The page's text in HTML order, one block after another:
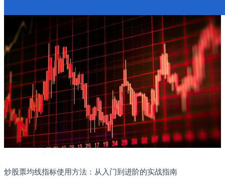
炒股票均线指标使用方法：从入门到进阶的实战指南